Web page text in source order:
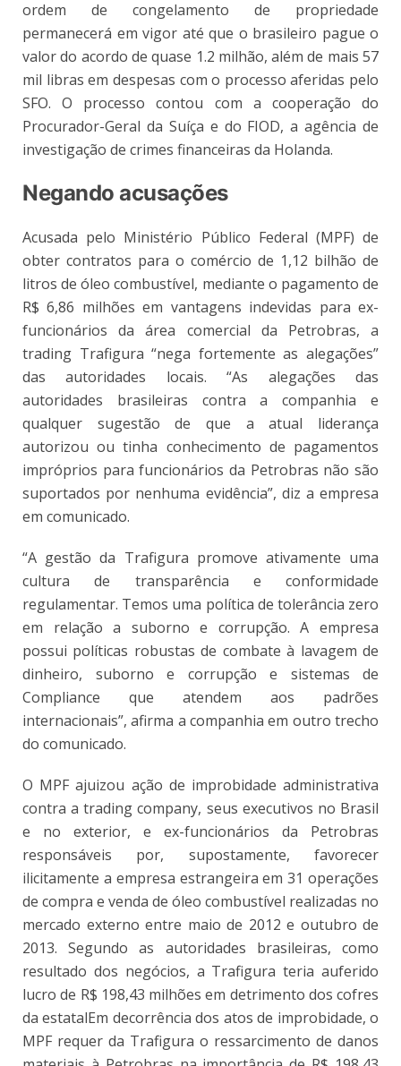
ordem de congelamento de propriedade
permanecerá em vigor até que o brasileiro pague o
valor do acordo de quase 1.2 milhão, além de mais 57
mil libras em despesas com o processo aferidas pelo
SFO. O processo contou com a cooperação do
Procurador-Geral da Suíça e do FIOD, a agência de
investigação de crimes financeiras da Holanda.
Negando acusações
Acusada pelo Ministério Público Federal (MPF) de
obter contratos para o comércio de 1,12 bilhão de
litros de óleo combustível, mediante o pagamento de
R$ 6,86 milhões em vantagens indevidas para ex-
funcionários da área comercial da Petrobras, a
trading Trafigura “nega fortemente as alegações”
das autoridades locais. “As alegações das
autoridades brasileiras contra a companhia e
qualquer sugestão de que a atual liderança
autorizou ou tinha conhecimento de pagamentos
impróprios para funcionários da Petrobras não são
suportados por nenhuma evidência”, diz a empresa
em comunicado.
“A gestão da Trafigura promove ativamente uma
cultura de transparência e conformidade
regulamentar. Temos uma política de tolerância zero
em relação a suborno e corrupção. A empresa
possui políticas robustas de combate à lavagem de
dinheiro, suborno e corrupção e sistemas de
Compliance que atendem aos padrões
internacionais”, afirma a companhia em outro trecho
do comunicado.
O MPF ajuizou ação de improbidade administrativa
contra a trading company, seus executivos no Brasil
e no exterior, e ex-funcionários da Petrobras
responsáveis por, supostamente, favorecer
ilicitamente a empresa estrangeira em 31 operações
de compra e venda de óleo combustível realizadas no
mercado externo entre maio de 2012 e outubro de
2013. Segundo as autoridades brasileiras, como
resultado dos negócios, a Trafigura teria auferido
lucro de R$ 198,43 milhões em detrimento dos cofres
da estatalEm decorrência dos atos de improbidade, o
MPF requer da Trafigura o ressarcimento de danos